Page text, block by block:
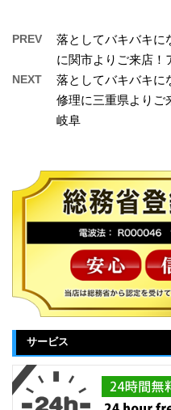
PREV
落としてバキバキに
に関市よりご来店！
NEXT
落としてバキバキに
修理に三重県よりご
岐阜
サービス